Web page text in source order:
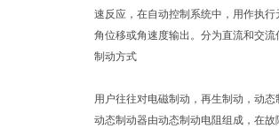
速反应，在自动控制系统中，用作执
角位移或角速度输出。分为直流和交
制动方式
用户往往对电磁制动，再生制动，动
动态制动器由动态制动电阻组成，在